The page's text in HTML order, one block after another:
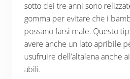
sotto dei tre anni sono
gomma per evitare che i
possano farsi male. Questo
avere anche un lato apribile
usufruire dell’altalena anche
abili.